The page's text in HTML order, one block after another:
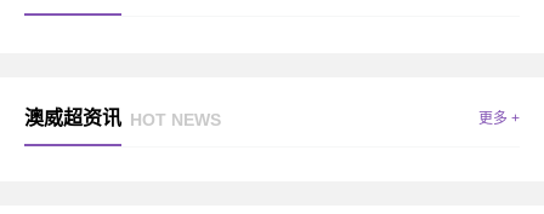
澳威超资讯 HOT NEWS 更多 +